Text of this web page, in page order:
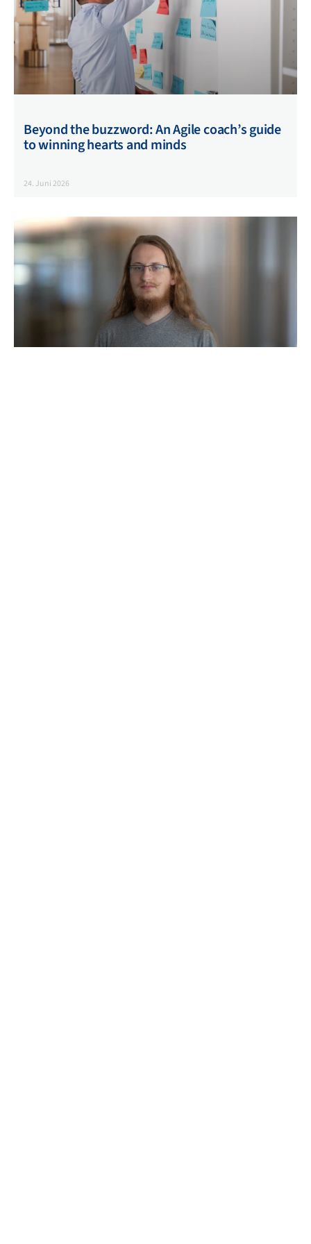
Sprache ist für mehr Menschen verständlich. Das hilft Ihnen
bei der Talentakquise für hochspezialisierte Themen.
Beyond the buzzword: An Agile coach’s guide
to winning hearts and minds
24. Juni 2026